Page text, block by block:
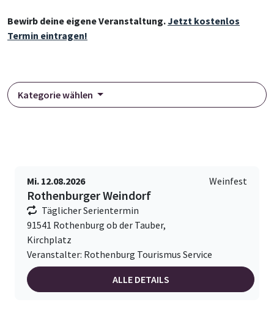
Bewirb deine eigene Veranstaltung.Jetzt kostenlos
Termin eintragen!
Kategorie wählen
Mi. 12.08.2026 Weinfest
Rothenburger Weindorf
Täglicher Serientermin
91541 Rothenburg ob der Tauber,
Kirchplatz
Veranstalter: Rothenburg Tourismus Service
ALLE DETAILS